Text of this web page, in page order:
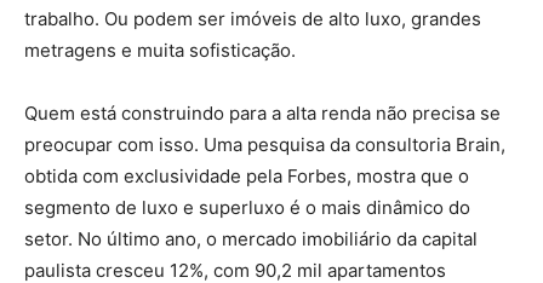
trabalho. Ou podem ser imóveis de alto luxo, grandes
metragens e muita sofisticação.
Quem está construindo para a alta renda não precisa se
preocupar com isso. Uma pesquisa da consultoria Brain,
obtida com exclusividade pela Forbes, mostra que o
segmento de luxo e superluxo é o mais dinâmico do
setor. No último ano, o mercado imobiliário da capital
paulista cresceu 12%, com 90,2 mil apartamentos